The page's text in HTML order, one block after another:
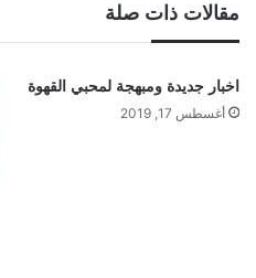
مقالات ذات صلة
اخبار جديدة ومبهجة لمحبي القهوة
أغسطس 17, 2019